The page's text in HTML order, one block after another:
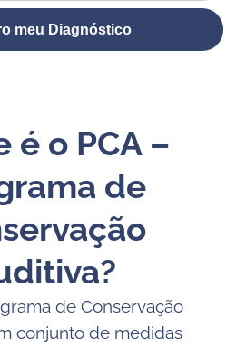
meu Diagnóstico
é o PCA –
de
de Conservação
conjunto de medidas